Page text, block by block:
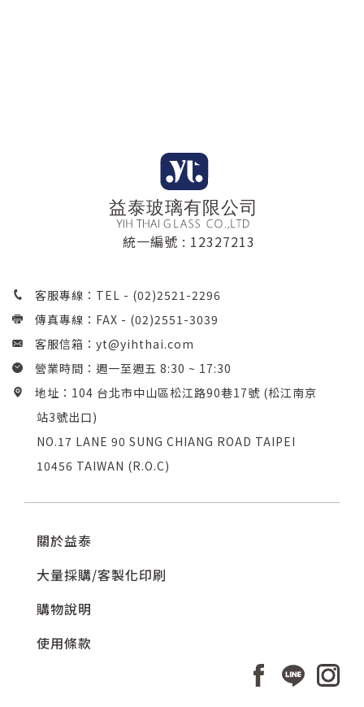
統一編號 : 12327213
客服專線：TEL - (02)2521-2296
傳真專線：FAX - (02)2551-3039
客服信箱： yt@yihthai.com
營業時間：週一至週五 8:30 ~ 17:30
地址：104 台北市中山區松江路90巷17號 (松江南京
站3號出口)
NO.17 LANE 90 SUNG CHIANG ROAD TAIPEI
10456 TAIWAN (R.O.C)
關於益泰
大量採購/客製化印刷
購物說明
使用條款